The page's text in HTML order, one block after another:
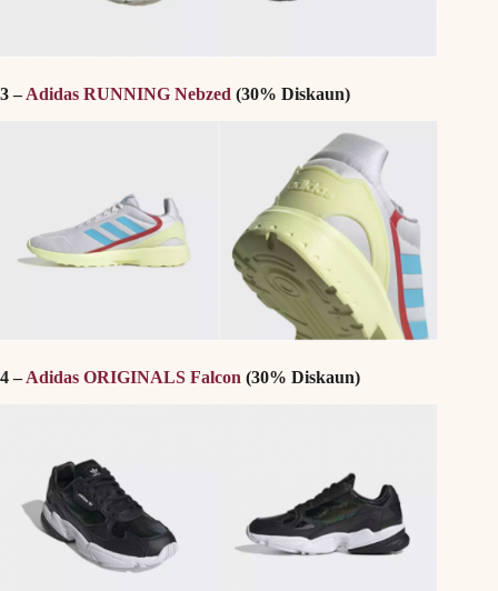
3 –Adidas RUNNING Nebzed (30% Diskaun)
4 –Adidas ORIGINALS Falcon (30% Diskaun)